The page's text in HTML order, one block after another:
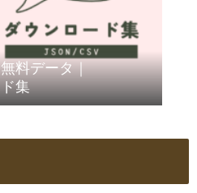
料データ｜
集